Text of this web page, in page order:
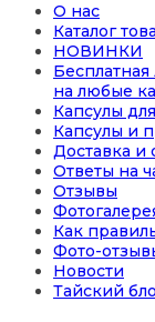
О нас
Каталог
НОВИНКИ
на любые
Капсулы
Капсулы и
Доставка и
Ответы на
Отзывы
Как
Фото-
Новости
Тайский